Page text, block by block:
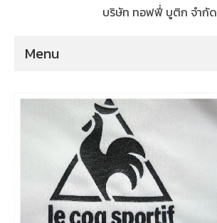
บริษัท ทอฟฟี่ บูติก จำกัด
Menu